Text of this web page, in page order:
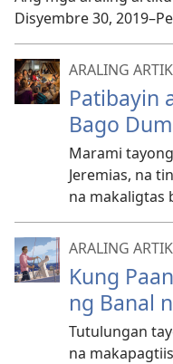
Disyembre 30,
ARALING
Patibayin
Bago
Marami
Jeremias, na
na makaligtas
ARALING
Kung
ng Banal
Tutulungan
na